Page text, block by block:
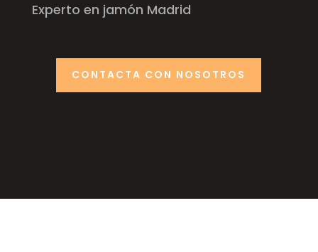
Experto en jamón Madrid
CONTACTA CON NOSOTROS